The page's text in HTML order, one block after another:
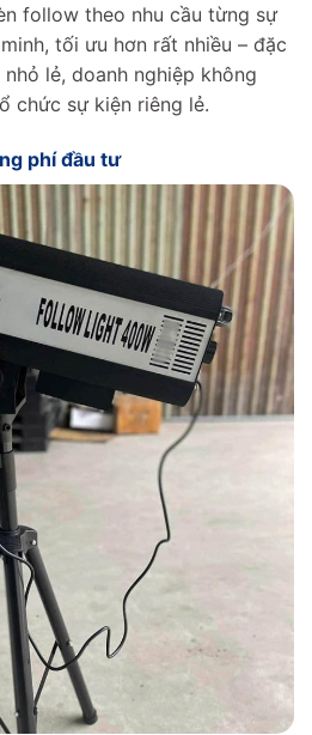
follow theo nhu cầu từng sự
tối ưu hơn rất nhiều – đặc
lẻ, doanh nghiệp không
chức sự kiện riêng lẻ.
phí đầu tư